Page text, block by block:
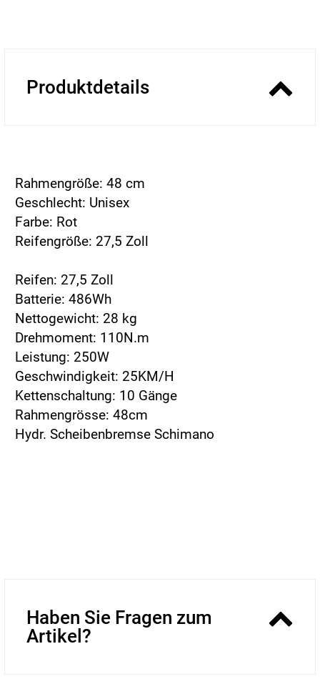
Produktdetails
Rahmengröße: 48 cm
Geschlecht: Unisex
Farbe: Rot
Reifengröße: 27,5 Zoll
Reifen: 27,5 Zoll
Batterie: 486Wh
Nettogewicht: 28 kg
Drehmoment: 110N.m
Leistung: 250W
Geschwindigkeit: 25KM/H
Kettenschaltung: 10 Gänge
Rahmengrösse: 48cm
Hydr. Scheibenbremse Schimano
Haben Sie Fragen zum
Artikel?